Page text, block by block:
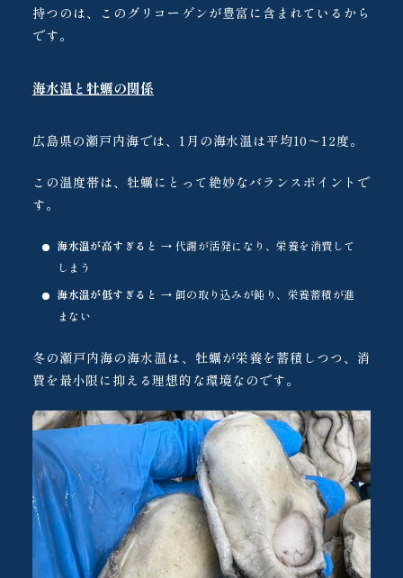
持つのは、このグリコーゲンが豊富に含まれているから
です。
海水温と牡蠣の関係
広島県の瀬戸内海では、1月の海水温は平均10〜12度。
この温度帯は、牡蠣にとって絶妙なバランスポイントで
す。
海水温が高すぎると → 代謝が活発になり、栄養を消費して
しまう
海水温が低すぎると → 餌の取り込みが鈍り、栄養蓄積が進
まない
冬の瀬戸内海の海水温は、牡蠣が栄養を蓄積しつつ、消
費を最小限に抑える理想的な環境なのです。